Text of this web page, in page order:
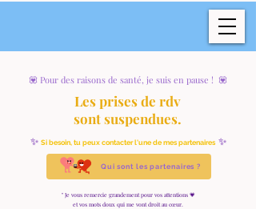
💟 Pour des raisons de santé, je suis en pause ! 💟
Les prises de rdv
sont suspendues.
✨ Si besoin, tu peux contacter l'une de mes partenaires ​​ ✨
Qui sont les partenaires ?
" Je vous remercie grandement pour vos attentions 💗
et vos mots doux qui me vont droit au cœur.